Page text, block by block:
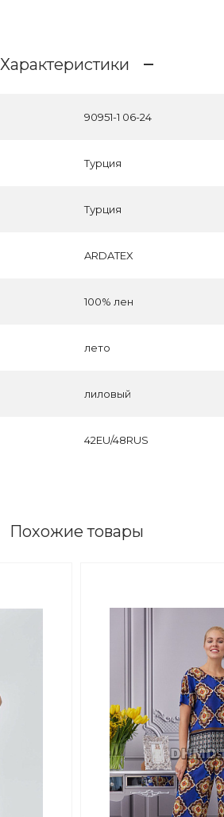
Характеристики
90951-1 06-24
Турция
Турция
ARDATEX
100% лен
лето
лиловый
42EU/48RUS
Похожие товары